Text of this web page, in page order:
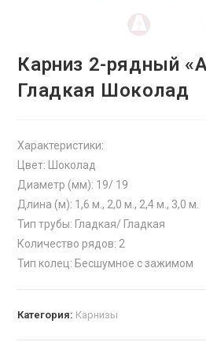
Карниз 2-рядный
Гладкая Шоколад
Характеристики:
Цвет: Шоколад
Диаметр (мм): 19/ 19
Длина (м): 1,6 м., 2,0 м., 2,4 м., 3,0 м.
Тип трубы: Гладкая/ Гладкая
Количество рядов: 2
Тип колец: Бесшумное с зажимом
Категория: Карнизы